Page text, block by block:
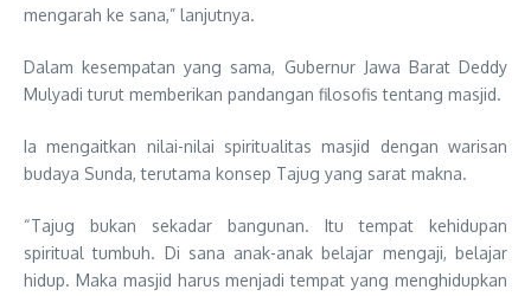
mengarah ke sana,” lanjutnya.
Dalam kesempatan yang sama, Gubernur Jawa Barat Deddy
Mulyadi turut memberikan pandangan filosofis tentang masjid.
Ia mengaitkan nilai-nilai spiritualitas masjid dengan warisan
budaya Sunda, terutama konsep Tajug yang sarat makna.
“Tajug bukan sekadar bangunan. Itu tempat kehidupan
spiritual tumbuh. Di sana anak-anak belajar mengaji, belajar
hidup. Maka masjid harus menjadi tempat yang menghidupkan